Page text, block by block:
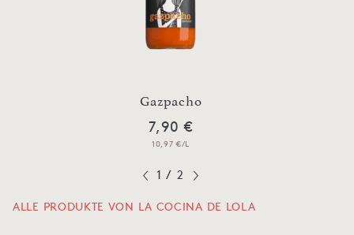
Gazpacho
7,90 €
10,97 €/L
1 / 2
ALLE PRODUKTE VON LA COCINA DE LOLA